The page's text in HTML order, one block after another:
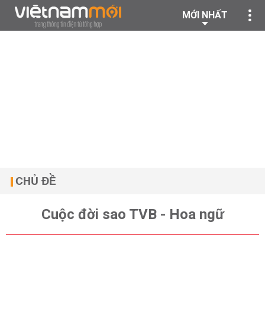
MỚI NHẤT
CHỦ ĐỀ
Cuộc đời sao TVB - Hoa ngữ